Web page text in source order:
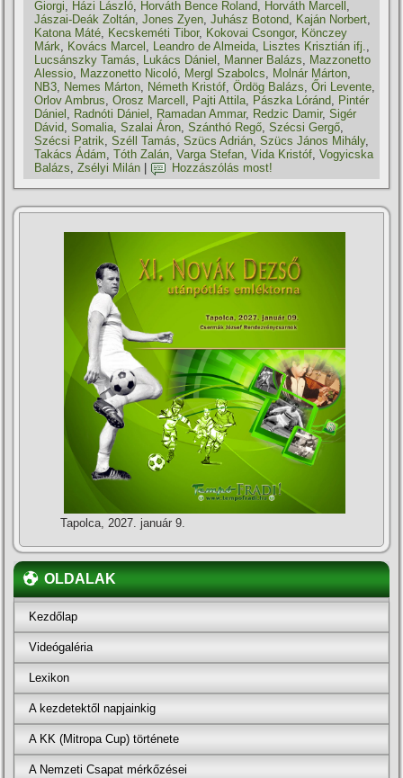
Giorgi, Házi László, Horváth Bence Roland, Horváth Marcell ,
Jászai-Deák Zoltán,Jones Zyen,Juhász Botond, Kaján Norbert,
Katona Máté, Kecskeméti Tibor, Kokovai Csongor, Könczey
Márk, Kovács Marcel , Leandro de Almeida, Lisztes Krisztián ifj.,
Lucsánszky Tamás, Lukács Dániel , Manner Balázs, Mazzonetto
Alessio, Mazzonetto Nicoló, Mergl Szabolcs, Molnár Márton,
NB3, Nemes Márton, Németh Kristóf,Ördög Balázs,Őri Levente,
Orlov Ambrus,Orosz Marcell , Pajti Attila, Pászka Lóránd, Pintér
Dániel , Radnóti Dániel , Ramadan Ammar, Redzic Damir,Sigér
Dávid,Somalia,Szalai Áron,Szánthó Regő,Szécsi Gergő,
Szécsi Patrik,Széll Tamás,Szücs Adrián,Szücs János Mihály,
Takács Ádám,Tóth Zalán,Varga Stefan,Vida Kristóf,Vogyicska
Balázs,Zsélyi Milán Hozzászólás most!
Tapolca, 2027. január 9.
OLDALAK
Kezdőlap
Videógaléria
Lexikon
A kezdetektől napjainkig
A KK (Mitropa Cup) története
A Nemzeti Csapat mérkőzései